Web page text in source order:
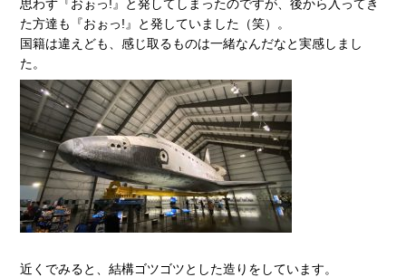
思わず『おぉっ!』と発してしまったのですが、後から入ってき
た方達も『おぉっ!』と発していました（笑）。
国籍は違えども、感じ取るものは一緒なんだなと実感しまし
た。
近くでみると、結構ゴツゴツとした造りをしています。